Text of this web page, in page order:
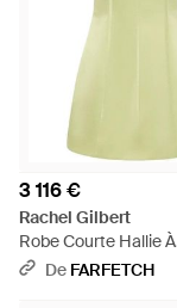
3 116 €
Rachel Gilbert
Robe Courte Hallie À
Empiècements - Vert
De FARFETCH